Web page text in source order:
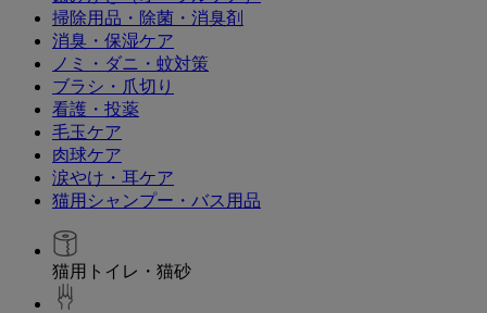
掃除用品・除菌・消臭剤
消臭・保湿ケア
ノミ・ダニ・蚊対策
ブラシ・爪切り
看護・投薬
毛玉ケア
肉球ケア
涙やけ・耳ケア
猫用シャンプー・バス用品
猫用トイレ・猫砂